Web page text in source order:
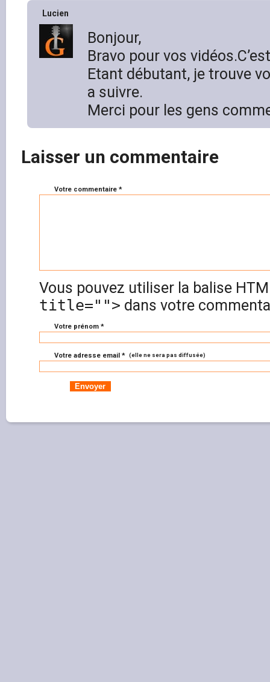
Lucien
Bonjour,
Bravo pour vos
Etant débutant, je trouve
a suivre.
Merci pour les gens
Laisser un commentaire
Votre commentaire *
Vous pouvez utiliser la balise
title=""> dans votre
Votre prénom *
Votre adresse email * (elle ne sera pas diffusée)